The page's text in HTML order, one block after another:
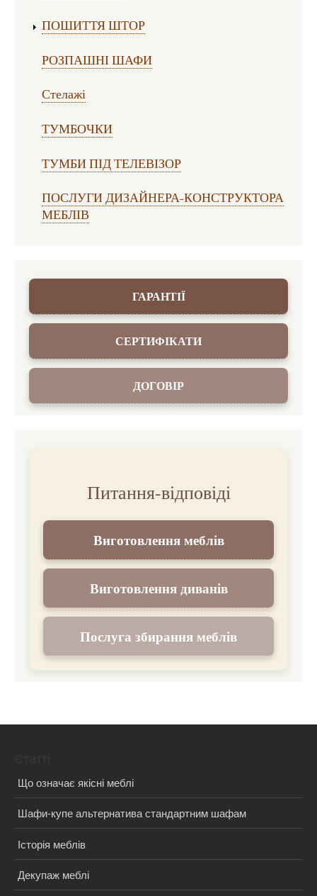
ПОШИТТЯ ШТОР
РОЗПАШНІ ШАФИ
Стелажі
ТУМБОЧКИ
ТУМБИ ПІД ТЕЛЕВІЗОР
ПОСЛУГИ ДИЗАЙНЕРА-КОНСТРУКТОРА
МЕБЛІВ
ГАРАНТІЇ
СЕРТИФІКАТИ
ДОГОВІР
Питання-відповіді
Виготовлення меблів
Виготовлення диванів
Послуга збирання меблів
Що означає якісні меблі
Шафи-купе альтернатива стандартним шафам
Історія меблів
Декупаж меблі